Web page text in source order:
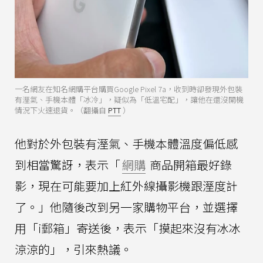
一名網友在知名網購平台購買Google Pixel 7a，收到時卻發現外包裝
有溼氣、手機本體「冰冷」，疑似為「低溫宅配」，讓他在還沒開機
情況下火速退貨。（翻攝自 PTT ）
他對於外包裝有溼氣、手機本體溫度偏低感
到相當驚訝，表示「網購 商品開箱最好錄
影，現在可能要加上紅外線攝影機跟溼度計
了。」他隨後改到另一家購物平台，並選擇
用「i郵箱」寄送後，表示「摸起來沒有冰冰
涼涼的」，引來熱議。